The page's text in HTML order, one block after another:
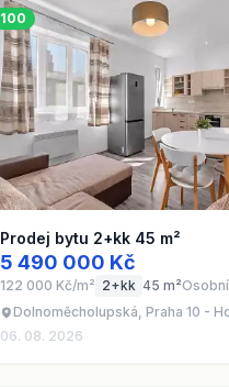
100
Prodej bytu 2+kk 45 m²
5 490 000 Kč
122 000 Kč/m² 2+kk 45 m²Osobní
Dolnoměcholupská, Praha 10 -
06. 08. 2026